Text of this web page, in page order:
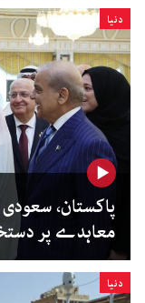
دنیا
پاکستان،
معاہدے پر
دنیا